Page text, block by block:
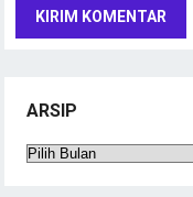
ARSIP
Arsip